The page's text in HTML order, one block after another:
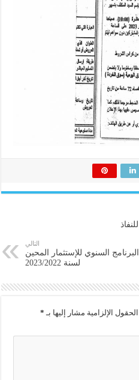
تقرير الثلاثي الثاني لسنة 2023 للنفاذ
التالي
البرنامج السنوي للإستثمار المحين
لسنة 2023/2022
الحقول الإلزامية مشار إليها بـ *